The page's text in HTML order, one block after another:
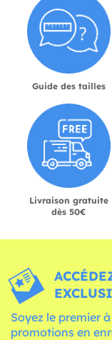
Guide des tailles
Livraison gratuite
dès 50€
Soyez le premier
promotions en